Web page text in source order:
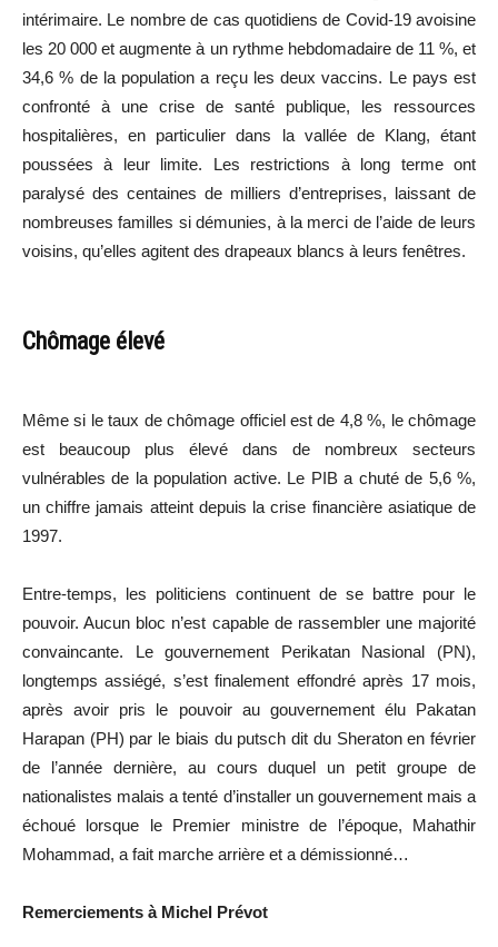
intérimaire. Le nombre de cas quotidiens de Covid-19 avoisine
les 20 000 et augmente à un rythme hebdomadaire de 11 %, et
34,6 % de la population a reçu les deux vaccins. Le pays est
confronté à une crise de santé publique, les ressources
hospitalières, en particulier dans la vallée de Klang, étant
poussées à leur limite. Les restrictions à long terme ont
paralysé des centaines de milliers d’entreprises, laissant de
nombreuses familles si démunies, à la merci de l’aide de leurs
voisins, qu’elles agitent des drapeaux blancs à leurs fenêtres.
Chômage élevé
Même si le taux de chômage officiel est de 4,8 %, le chômage
est beaucoup plus élevé dans de nombreux secteurs
vulnérables de la population active. Le PIB a chuté de 5,6 %,
un chiffre jamais atteint depuis la crise financière asiatique de
1997.
Entre-temps, les politiciens continuent de se battre pour le
pouvoir. Aucun bloc n’est capable de rassembler une majorité
convaincante. Le gouvernement Perikatan Nasional (PN),
longtemps assiégé, s’est finalement effondré après 17 mois,
après avoir pris le pouvoir au gouvernement élu Pakatan
Harapan (PH) par le biais du putsch dit du Sheraton en février
de l’année dernière, au cours duquel un petit groupe de
nationalistes malais a tenté d’installer un gouvernement mais a
échoué lorsque le Premier ministre de l’époque, Mahathir
Mohammad, a fait marche arrière et a démissionné…
Remerciements à Michel Prévot